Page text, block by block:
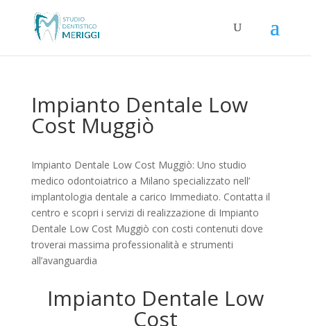
Impianto Dentale Low
Cost Muggiò
Impianto Dentale Low Cost Muggiò: Uno studio
medico odontoiatrico a Milano specializzato nell’
implantologia dentale a carico Immediato. Contatta il
centro e scopri i servizi di realizzazione di Impianto
Dentale Low Cost Muggiò con costi contenuti dove
troverai massima professionalità e strumenti
all’avanguardia
Impianto Dentale Low
Cost